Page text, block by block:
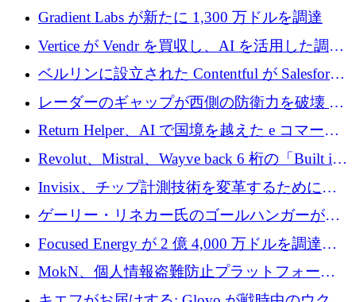
ド化するために800万ドルを調達
Gradient Labs が新たに 1,300 万ドルを調達
Vertice が Vendr を買収し、AI を活用した調達
インテリジェンス プラットフォームを構築
ベルリンに設立された Contentful が Salesforce
に買収される
レーダーのギャップが西側の防衛力を破壊 —
そしてベルリンのチップスタートアップがそ
れを埋める
Return Helper、AI で国境を越えた e コマース
の返品を利益に変えるシリーズ A で 400 万ド
ルを調達
Revolut、Mistral、Wayve back 6 桁の「Built in
Europe」キャンペーン
Invisix、チップ計測技術を変革するために
2,000 万ユーロのシードラウンドを完了
ゲーリー・リネカー氏のゴールハンガーがVC
事業を開始
Focused Energy が 2 億 4,000 万ドルを調達、
TrueLayer が In3 を買収、ロンドンが首位の座
を奪還
MokN、個人情報盗難防止プラットフォーム
の成長のためにシリーズ A で 1,500 万ドルを